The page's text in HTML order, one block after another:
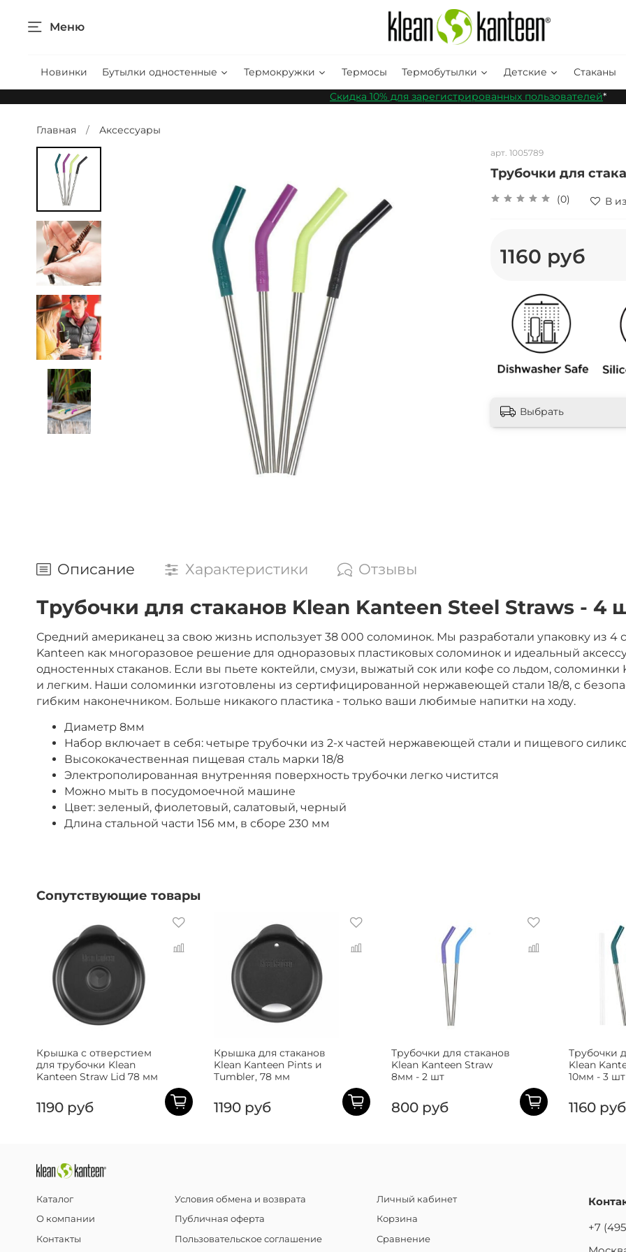
Меню
Новинки Бутылки одностенные Термокружки Термосы Термобутылки Детские
Стаканы
Скидка 10% для зарегистрированных пользователей*
Главная Аксессуары
арт. 1005789
Трубочки для
(0) В
1160 руб
Выбрать
Описание Характеристики Отзывы
Трубочки для стаканов Klean Kanteen Steel Straws - 4
Средний американец за свою жизнь использует 38 000 соломинок. Мы разработали упаковку из
Kanteen как многоразовое решение для одноразовых пластиковых соломинок и идеальный
одностенных стаканов. Если вы пьете коктейли, смузи, выжатый сок или кофе со льдом,
и легким. Наши соломинки изготовлены из сертифицированной нержавеющей стали 18/8, с
гибким наконечником. Больше никакого пластика - только ваши любимые напитки на ходу.
Диаметр 8мм
Набор включает в себя: четыре трубочки из 2-х частей нержавеющей стали и пищевого
Высококачественная пищевая сталь марки 18/8
Электрополированная внутренняя поверхность трубочки легко чистится
Можно мыть в посудомоечной машине
Цвет: зеленый, фиолетовый, салатовый, черный
Длина стальной части 156 мм, в сборе 230 мм
Сопутствующие товары
Крышка с отверстием
для трубочки Klean
Kanteen Straw Lid 78 мм
1190 руб
Крышка для стаканов
Klean Kanteen Pints и
Tumbler, 78 мм
1190 руб
Трубочки для стаканов
Klean Kanteen Straw
8мм - 2 шт
800 руб
Трубочки
Klean
10мм - 3 шт
1160 руб
Каталог
О компании
Контакты
Условия обмена и возврата
Публичная оферта
Пользовательское соглашение
Личный кабинет
Корзина
Сравнение
+7